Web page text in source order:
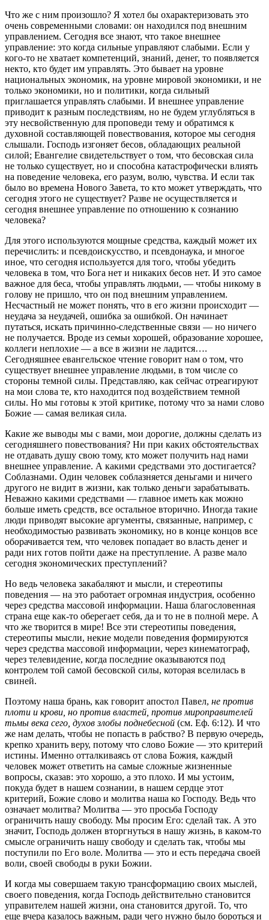
Что же с ним произошло? Я хотел бы охарактеризовать это
очень современными словами: он находился под внешним
управлением. Сегодня все знают, что такое внешнее
управление: это когда сильные управляют слабыми. Если у
кого-то не хватает компетенций, знаний, денег, то появляется
некто, кто будет им управлять. Это бывает на уровне
национальных экономик, на уровне мировой экономики, и не
только экономики, но и политики, когда сильный
приглашается управлять слабыми. И внешнее управление
приводит к разным последствиям, но не будем углубляться в
эту несвойственную для проповеди тему и обратимся к
духовной составляющей повествования, которое мы сегодня
слышали. Господь изгоняет бесов, обладающих реальной
силой; Евангелие свидетельствует о том, что бесовская сила
не только существует, но и способна катастрофически влиять
на поведение человека, его разум, волю, чувства. И если так
было во времена Нового Завета, то кто может утверждать, что
сегодня этого не существует? Разве не осуществляется и
сегодня внешнее управление по отношению к сознанию
человека?
Для этого используются мощные средства, каждый может их
перечислить: и псевдоискусство, и псевдонаука, и многое
иное, что сегодня используется для того, чтобы убедить
человека в том, что Бога нет и никаких бесов нет. И это самое
важное для беса, чтобы управлять людьми, — чтобы никому в
голову не пришло, что он под внешним управлением.
Несчастный не может понять, что в его жизни происходит —
неудача за неудачей, ошибка за ошибкой. Он начинает
путаться, искать причинно-следственные связи — но ничего
не получается. Вроде из семьи хорошей, образование хорошее,
коллеги неплохие — а все в жизни не ладится….
Сегодняшнее евангельское чтение говорит нам о том, что
существует внешнее управление людьми, в том числе со
стороны темной силы. Представляю, как сейчас отреагируют
на мои слова те, кто находится под воздействием темной
силы. Но мы готовы к этой критике, потому что за нами слово
Божие — самая великая сила.
Какие же выводы мы с вами, мои дорогие, должны сделать из
сегодняшнего повествования? Ни при каких обстоятельствах
не отдавать душу свою тому, кто может получить над нами
внешнее управление. А какими средствами это достигается?
Соблазнами. Один человек соблазняется деньгами и ничего
другого не видит в жизни, как только деньги зарабатывать.
Неважно какими средствами — главное иметь как можно
больше иметь средств, все остальное вторично. Иногда такие
люди приводят высокие аргументы, связанные, например, с
необходимостью развивать экономику, но в конце концов все
оборачивается тем, что человек попадает во власть денег и
ради них готов пойти даже на преступление. А разве мало
сегодня экономических преступлений?
Но ведь человека закабаляют и мысли, и стереотипы
поведения — на это работает огромная индустрия, особенно
через средства массовой информации. Наша благословенная
страна еще как-то оберегает себя, да и то не в полной мере. А
что же творится в мире! Все эти стереотипы поведения,
стереотипы мысли, некие модели поведения формируются
через средства массовой информации, через кинематограф,
через телевидение, когда последние оказываются под
контролем той самой бесовской силы, которая вселилась в
свиней.
Поэтому наша брань, как говорит апостол Павел, не против
плоти и крови, но против властей, против мироправителей
тьмы века сего, духов злобы поднебесной (см. Еф. 6:12). И что
же нам делать, чтобы не попасть в рабство? В первую очередь,
крепко хранить веру, потому что слово Божие — это критерий
истины. Именно отталкиваясь от слова Божия, каждый
человек может ответить на самые сложные жизненные
вопросы, сказав: это хорошо, а это плохо. И мы устоим,
покуда будет в нашем сознании, в нашем сердце этот
критерий, Божие слово и молитва наша ко Господу. Ведь что
означает молитва? Молитва — это просьба Господу
ограничить нашу свободу. Мы просим Его: сделай так. А это
значит, Господь должен вторгнуться в нашу жизнь, в каком-то
смысле ограничить нашу свободу и сделать так, чтобы мы
поступили по Его воле. Молитва — это и есть передача своей
воли, своей свободы в руки Божии.
И когда мы совершаем такую трансформацию своих мыслей,
своего поведения, когда Господь действительно становится
управителем нашей жизни, она становится другой. То, что
еще вчера казалось важным, ради чего нужно было бороться и